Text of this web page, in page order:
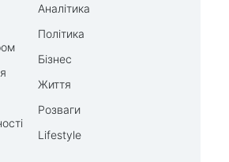
Аналітика
Політика
Бізнес
Життя
Розваги
Lifestyle